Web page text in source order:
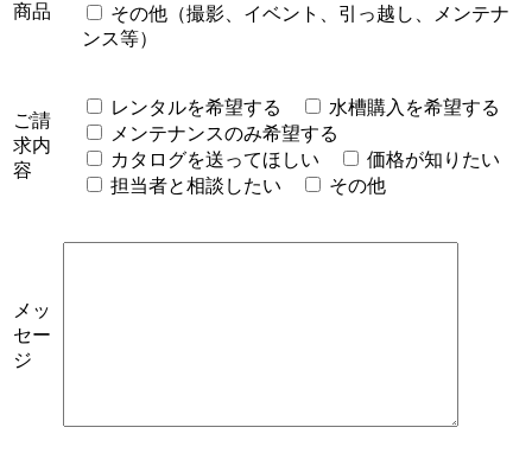
商品
その他（撮影、イベント、引っ越し、メンテナ
ンス等）
ご請
求内
容
レンタルを希望する
水槽購入を希望する
メンテナンスのみ希望する
カタログを送ってほしい
価格が知りたい
担当者と相談したい
その他
メッ
セー
ジ